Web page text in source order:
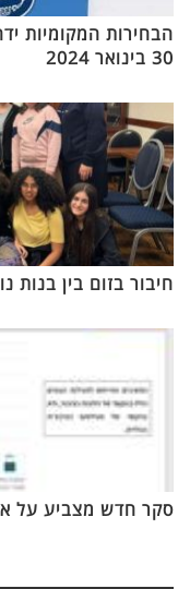
הבחירות המקומיות
30 בינואר 2024
חיבור בזום בין בנות
סקר חדש מצביע על